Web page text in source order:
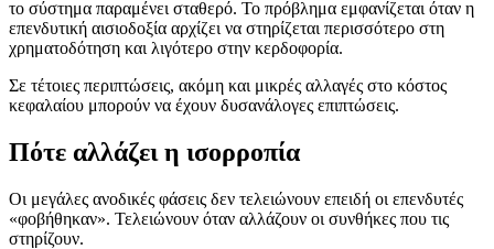
το σύστημα παραμένει σταθερό. Το πρόβλημα εμφανίζεται όταν η
επενδυτική αισιοδοξία αρχίζει να στηρίζεται περισσότερο στη
χρηματοδότηση και λιγότερο στην κερδοφορία.
Σε τέτοιες περιπτώσεις, ακόμη και μικρές αλλαγές στο κόστος
κεφαλαίου μπορούν να έχουν δυσανάλογες επιπτώσεις.
Πότε αλλάζει η ισορροπία
Οι μεγάλες ανοδικές φάσεις δεν τελειώνουν επειδή οι επενδυτές
«φοβήθηκαν». Τελειώνουν όταν αλλάζουν οι συνθήκες που τις
στηρίζουν.